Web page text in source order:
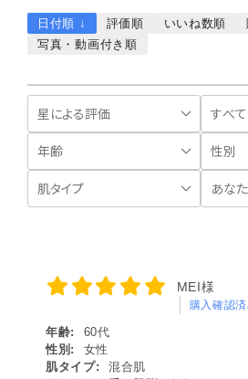
日付順 ↓ 評価順 いいね数順
写真・動画付き順
MEI様
購入確認
年齢:
60代
性別:
女性
肌タイプ:
混合肌